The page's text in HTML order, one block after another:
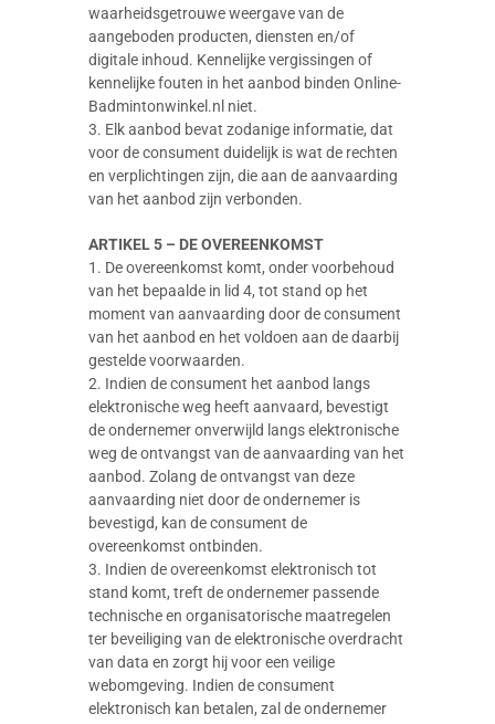
waarheidsgetrouwe weergave van de
aangeboden producten, diensten en/of
digitale inhoud. Kennelijke vergissingen of
kennelijke fouten in het aanbod binden Online-
Badmintonwinkel.nl niet.
3. Elk aanbod bevat zodanige informatie, dat
voor de consument duidelijk is wat de rechten
en verplichtingen zijn, die aan de aanvaarding
van het aanbod zijn verbonden.
ARTIKEL 5 – DE OVEREENKOMST
1. De overeenkomst komt, onder voorbehoud
van het bepaalde in lid 4, tot stand op het
moment van aanvaarding door de consument
van het aanbod en het voldoen aan de daarbij
gestelde voorwaarden.
2. Indien de consument het aanbod langs
elektronische weg heeft aanvaard, bevestigt
de ondernemer onverwijld langs elektronische
weg de ontvangst van de aanvaarding van het
aanbod. Zolang de ontvangst van deze
aanvaarding niet door de ondernemer is
bevestigd, kan de consument de
overeenkomst ontbinden.
3. Indien de overeenkomst elektronisch tot
stand komt, treft de ondernemer passende
technische en organisatorische maatregelen
ter beveiliging van de elektronische overdracht
van data en zorgt hij voor een veilige
webomgeving. Indien de consument
elektronisch kan betalen, zal de ondernemer